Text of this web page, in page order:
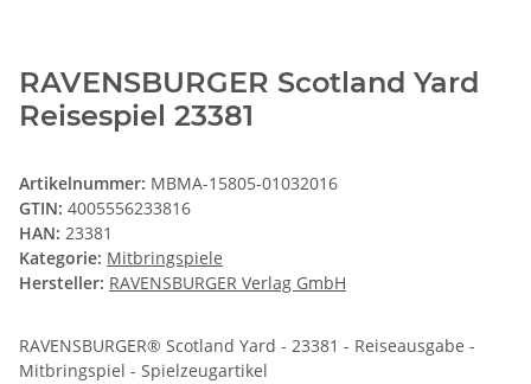
RAVENSBURGER Scotland Yard
Reisespiel 23381
Artikelnummer: MBMA-15805-01032016
GTIN: 4005556233816
HAN: 23381
Kategorie: Mitbringspiele
Hersteller: RAVENSBURGER Verlag GmbH
RAVENSBURGER® Scotland Yard - 23381 - Reiseausgabe -
Mitbringspiel - Spielzeugartikel